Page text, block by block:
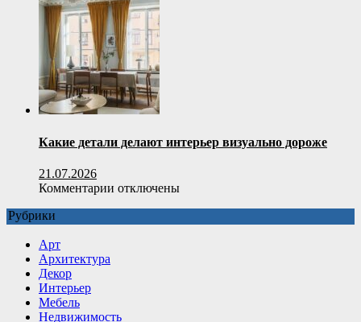
утепления
Котловая
вода:
свойства
и
сфера
применения
Какие детали делают интерьер визуально дороже
21.07.2026
Комментарии котключены
Рубрики
Арт
Архитектура
Декор
Интерьер
Мебель
Недвижимость